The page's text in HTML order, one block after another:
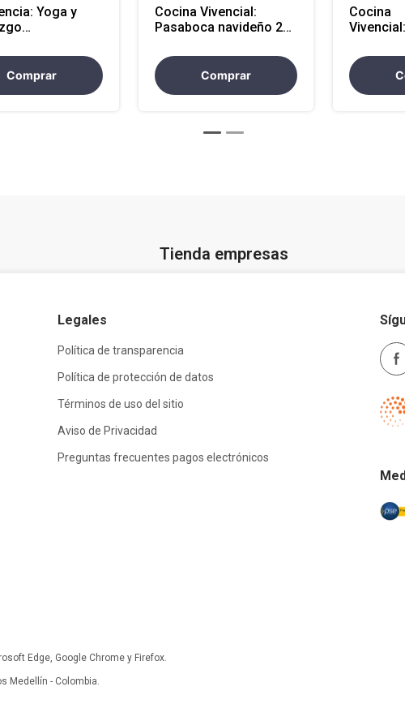
Yoga y
Comprar
Cocina Vivencial:
Pasaboca navideño 2h
Comprar
Cocina
Externa
Tienda empresas
Legales
Política de transparencia
Política de protección de datos
Términos de uso del sitio
Aviso de Privacidad
Preguntas frecuentes pagos electrónicos
Edge, Google Chrome y Firefox.
Medellín - Colombia.